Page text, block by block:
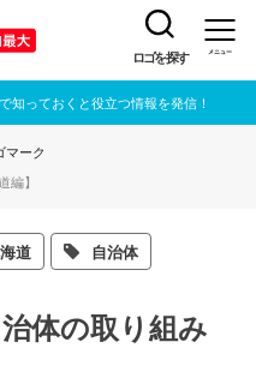
ロゴを探す メニュー
知っておくと役立つ情報を発信！
マーク
編】
道 自治体
体の取り組み